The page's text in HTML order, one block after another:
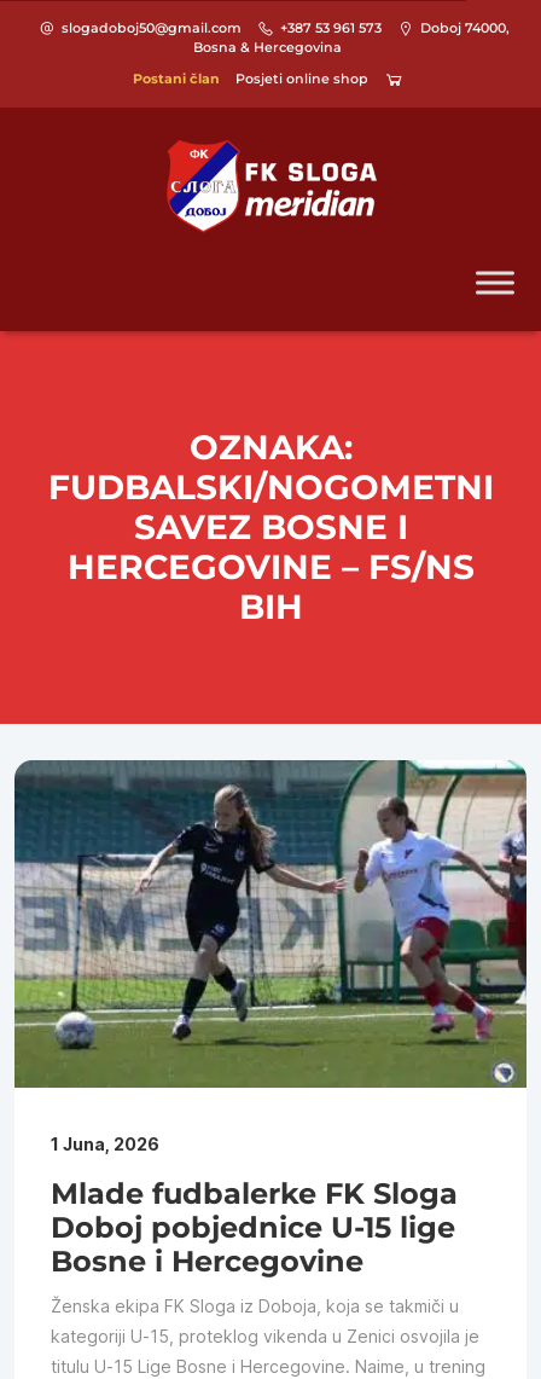
slogadoboj50@gmail.com +387 53 961 573
Doboj 74000,
Bosna & Hercegovina
Postani član
Posjeti online shop
OZNAKA:
FUDBALSKI/NOGOMETNI
SAVEZ BOSNE I
HERCEGOVINE – FS/NS
BIH
1 Juna, 2026
Mlade fudbalerke FK Sloga
Doboj pobjednice U-15 lige
Bosne i Hercegovine
Ženska ekipa FK Sloga iz Doboja, koja se takmiči u
kategoriji U-15, proteklog vikenda u Zenici osvojila je
titulu U-15 Lige Bosne i Hercegovine. Naime, u trening